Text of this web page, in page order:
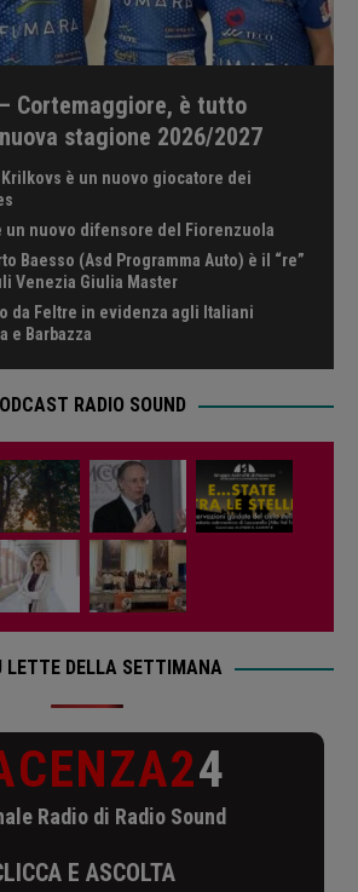
Cortemaggiore, è tutto
stagione 2026/2027
è un nuovo giocatore dei
un nuovo difensore del Fiorenzuola
Baesso (Asd Programma Auto) è il “re”
Venezia Giulia Master
da Feltre in evidenza agli Italiani
e Barbazza
RADIO SOUND
LETTE DELLA SETTIMANA
4
Radio di Radio Sound
E ASCOLTA